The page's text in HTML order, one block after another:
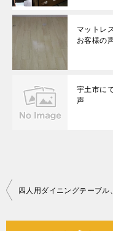
マットレ
お客様の
宇土市に
声
投